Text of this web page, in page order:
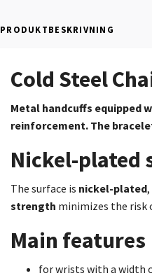
PRODUKTBESKRIVNING
Cold Steel
Metal handcuffs equipped
reinforcement. The
Nickel-plated
The surface is nickel-plated
strength minimizes the risk
Main features
for wrists with a width